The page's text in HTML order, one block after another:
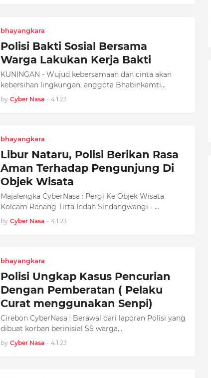
bhayangkara
Polisi Bakti Sosial Bersama
Warga Lakukan Kerja Bakti
KUNINGAN - Wujud kebersamaan dan cinta akan
kebersihan lingkungan, anggota Bhabinkamti…
by Cyber Nasa - 4.1.23
bhayangkara
Libur Nataru, Polisi Berikan Rasa
Aman Terhadap Pengunjung Di
Objek Wisata
Majalengka CyberNasa : Pergi Ke Objek Wisata
Kolcam Renang Tirta Indah Sindangwangi - …
by Cyber Nasa - 4.1.23
bhayangkara
Polisi Ungkap Kasus Pencurian
Dengan Pemberatan ( Pelaku
Curat menggunakan Senpi)
Cirebon CyberNasa : Berawal dari laporan Polisi yang
dibuat korban berinisial SS warga…
by Cyber Nasa - 4.1.23